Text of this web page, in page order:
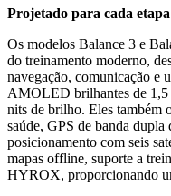
Projetado para cada
Os modelos Balance 3 e
do treinamento moderno,
navegação, comunicação e
AMOLED brilhantes de 1,5
nits de brilho. Eles também
saúde, GPS de banda dupla
posicionamento com seis
mapas offline, suporte a
HYROX, proporcionando